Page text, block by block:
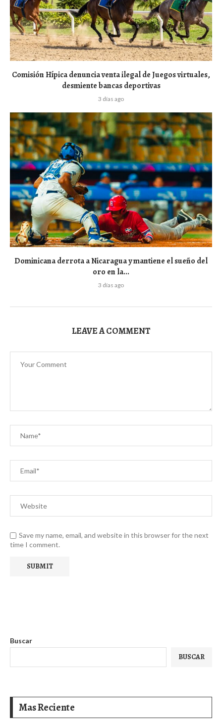
Comisión Hípica denuncia venta ilegal de Juegos virtuales,
desmiente bancas deportivas
3 días ago
Dominicana derrota a Nicaragua y mantiene el sueño del
oro en la...
3 días ago
LEAVE A COMMENT
Save my name, email, and website in this browser for the next
time I comment.
Buscar
BUSCAR
Mas Reciente